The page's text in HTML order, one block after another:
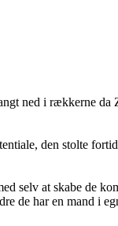
ned i rækkerne da
den stolte
selv at skabe de
de har en mand i